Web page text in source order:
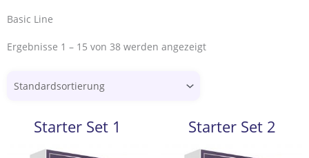
Basic Line
Ergebnisse 1 – 15 von 38 werden angezeigt
Starter Set 1 Starter Set 2